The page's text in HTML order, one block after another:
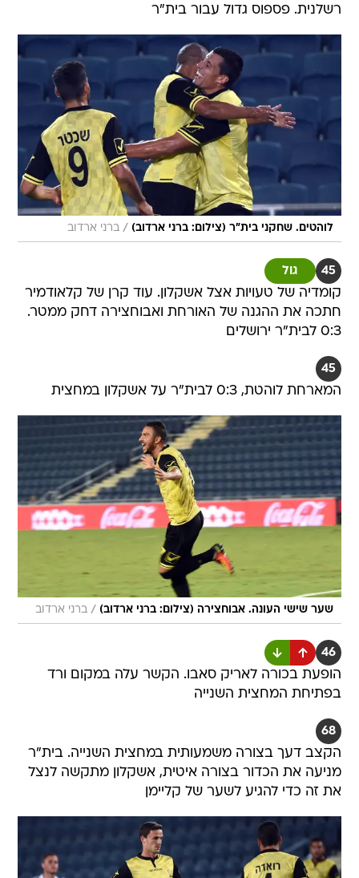
לוהטים. שחקני בית"ר (צילום: ברני ארדוב) / ברני ארדוב
45 גול
חתכה את ההגנה של האורחת ואבוחצירה דחק ממטר.
0:3 לבית"ר ירושלים
45
שער שישי העונה. אבוחצירה (צילום: ברני ארדוב)
46
בפתיחת המחצית השנייה
68
מניעה את הכדור בצורה איטית, אשקלון מתקשה לנצל
את זה כדי להגיע לשער של קליימן